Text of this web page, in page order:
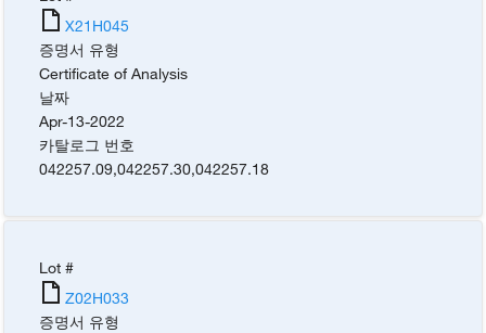
X21H045
증명서 유형
Certificate of Analysis
날짜
Apr-13-2022
카탈로그 번호
042257.09,042257.30,042257.18
Lot #
Z02H033
증명서 유형